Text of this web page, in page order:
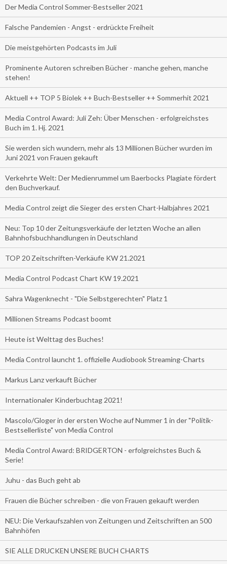
Der Media Control Sommer-Bestseller 2021
Falsche Pandemien - Angst - erdrückte Freiheit
Die meistgehörten Podcasts im Juli
Prominente Autoren schreiben Bücher - manche gehen, manche
stehen!
Aktuell ++ TOP 5 Biolek ++ Buch-Bestseller ++ Sommerhit 2021
Media Control Award: Juli Zeh: Über Menschen - erfolgreichstes
Buch im 1. Hj. 2021
Sie werden sich wundern, mehr als 13 Millionen Bücher wurden im
Juni 2021 von Frauen gekauft
Verkehrte Welt: Der Medienrummel um Baerbocks Plagiate fördert
den Buchverkauf.
Media Control zeigt die Sieger des ersten Chart-Halbjahres 2021
Neu: Top 10 der Zeitungsverkäufe der letzten Woche an allen
Bahnhofsbuchhandlungen in Deutschland
TOP 20 Zeitschriften-Verkäufe KW 21.2021
Media Control Podcast Chart KW 19.2021
Sahra Wagenknecht - "Die Selbstgerechten" Platz 1
Millionen Streams Podcast boomt
Heute ist Welttag des Buches!
Media Control launcht 1. offizielle Audiobook Streaming-Charts
Markus Lanz verkauft Bücher
Internationaler Kinderbuchtag 2021!
Mascolo/Gloger in der ersten Woche auf Nummer 1 in der "Politik-
Bestsellerliste" von Media Control
Media Control Award: BRIDGERTON - erfolgreichstes Buch &
Serie!
Juhu - das Buch geht ab
Frauen die Bücher schreiben - die von Frauen gekauft werden
NEU: Die Verkaufszahlen von Zeitungen und Zeitschriften an 500
Bahnhöfen
SIE ALLE DRUCKEN UNSERE BUCH CHARTS